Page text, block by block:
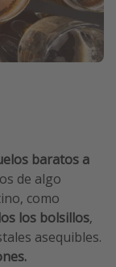
baratos a
de algo
como
los bolsillos,
asequibles.